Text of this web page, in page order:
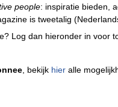
people: inspiratie bieden,
is tweetalig
Log dan hieronder in voor
, bekijk hier alle